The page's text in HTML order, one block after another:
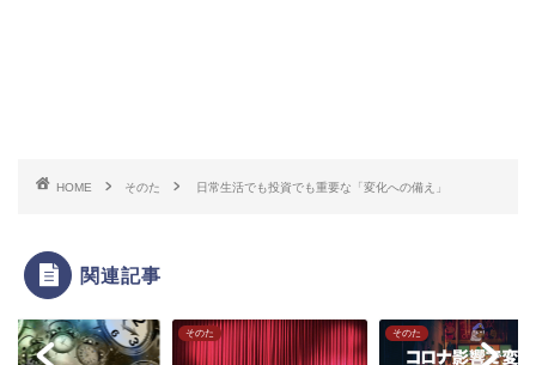
HOME そのた 日常生活でも投資でも重要な「変化への備え」
関連記事
そのた そのた